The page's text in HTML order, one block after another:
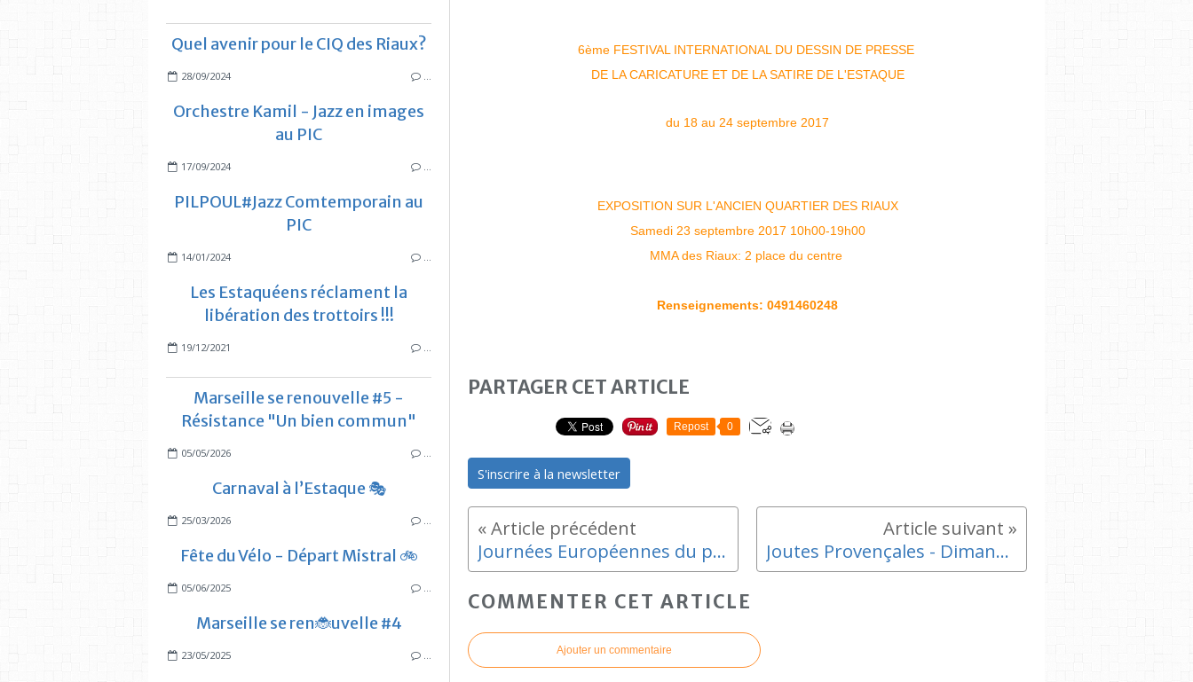
6ème FESTIVAL INTERNATIONAL DU DESSIN DE PRESSE
DE LA CARICATURE ET DE LA SATIRE DE L'ESTAQUE
du 18 au 24 septembre 2017
EXPOSITION SUR L'ANCIEN QUARTIER DES RIAUX
Samedi 23 septembre 2017 10h00-19h00
MMA des Riaux: 2 place du centre
Renseignements: 0491460248
PARTAGER CET ARTICLE
Repost 0
S'inscrire à la newsletter
Journées Européennes du patrimoine des 15/16 Joutes Provençales - Dimanche 10 Septembre - Challenge de la Méditerranée
COMMENTER CET ARTICLE
Ajouter un commentaire
Quel avenir pour le CIQ des Riaux?
28/09/2024
Orchestre Kamil - Jazz en images
au PIC
17/09/2024
PILPOUL#Jazz Comtemporain au
PIC
14/01/2024
Les Estaquéens réclament la
libération des trottoirs !!!
19/12/2021
Marseille se renouvelle #5 -
Résistance "Un bien commun"
05/05/2026
Carnaval à l’Estaque 🎭
25/03/2026
Fête du Vélo - Départ Mistral 🚲
05/06/2025
Marseille se ren🐞uvelle #4
23/05/2025